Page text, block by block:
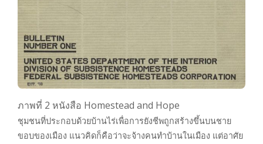
ภาพที่ 2 หนังสือ Homestead and Hope
ชุมชนที่ประกอบด้วยบ้านไร่เพื่อการยังชีพถูกสร้างขึ้นบนชาย
ขอบของเมือง แนวคิดก็คือว่าจะจ้างคนทำบ้านในเมือง แต่อาศัย